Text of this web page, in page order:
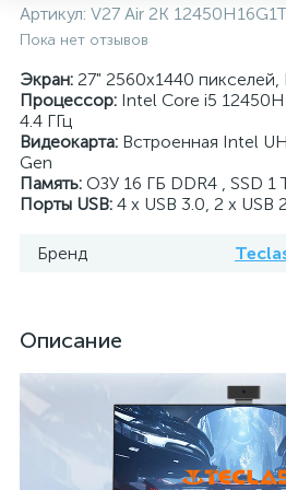
Артикул: V27 Air 2K
Пока нет отзывов
Экран: 27" 2560x1440 пикселей,
Процессор: Intel Core i5
4.4 ГГц
Видеокарта: Встроенная Intel
Gen
Память: ОЗУ 16 ГБ DDR4 , SSD 1
Порты USB: 4 x USB 3.0, 2 x USB
Бренд
Описание